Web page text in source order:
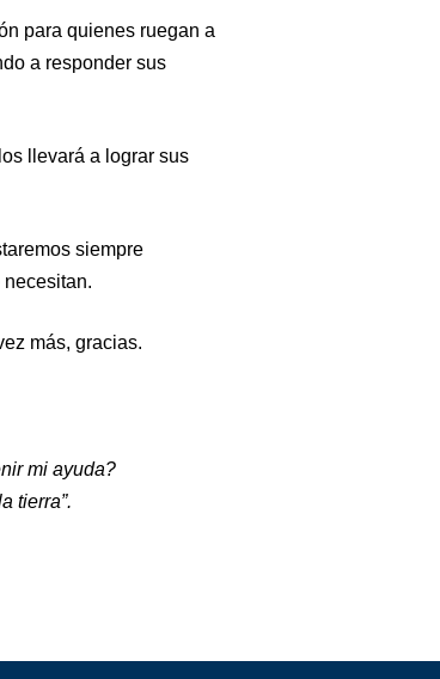
para quienes ruegan a
a responder sus
llevará a lograr sus
siempre
más, gracias.
mi ayuda?
tierra”.